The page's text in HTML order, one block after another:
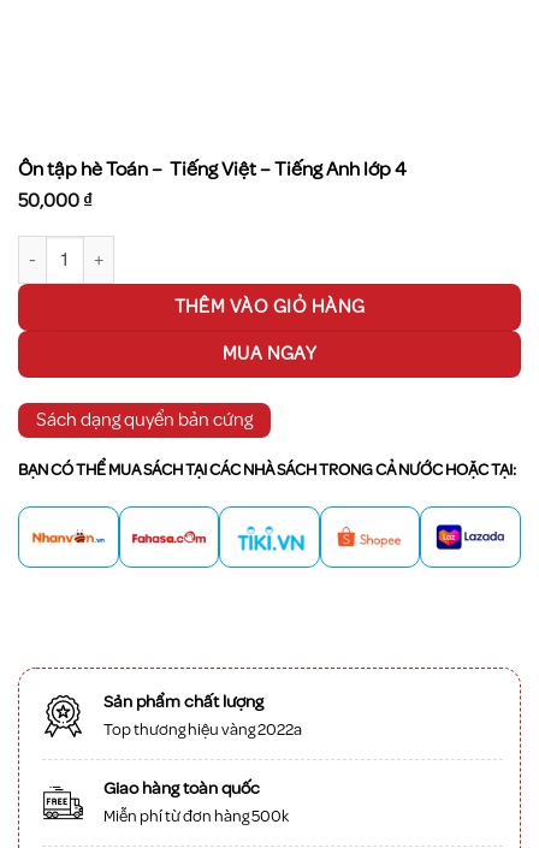
Ôn tập hè Toán – Tiếng Việt – Tiếng Anh lớp 4
50,000₫
Ôn tập hè Toán - Tiếng Việt - Tiếng Anh lớp 4 số lượng
THÊM VÀO GIỎ HÀNG
MUA NGAY
Sách dạng quyển bản cứng
BẠN CÓ THỂ MUA SÁCH TẠI CÁC NHÀ SÁCH TRONG CẢ NƯỚC HOẶC TẠI:
Sản phẩm chất lượng
Top thương hiệu vàng 2022a
Giao hàng toàn quốc
Miễn phí từ đơn hàng 500k